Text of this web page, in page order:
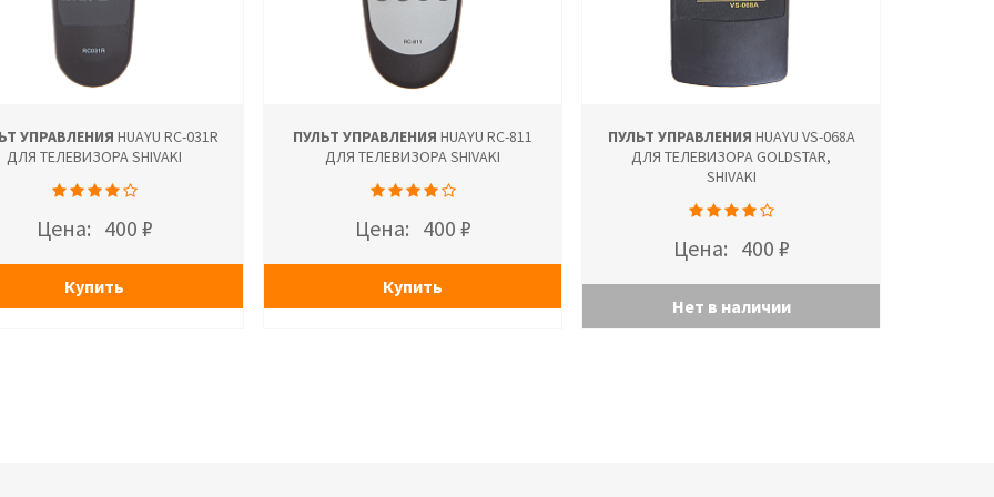
УПРАВЛЕНИЯ HUAYU RC-031R
ДЛЯ ТЕЛЕВИЗОРА SHIVAKI
Цена: 400 ₽
Купить
ПУЛЬТ УПРАВЛЕНИЯ HUAYU RC-811
ДЛЯ ТЕЛЕВИЗОРА SHIVAKI
Цена: 400 ₽
Купить
ПУЛЬТ УПРАВЛЕНИЯ HUAYU VS-068A
ДЛЯ ТЕЛЕВИЗОРА GOLDSTAR,
SHIVAKI
Цена: 400 ₽
Нет в наличии